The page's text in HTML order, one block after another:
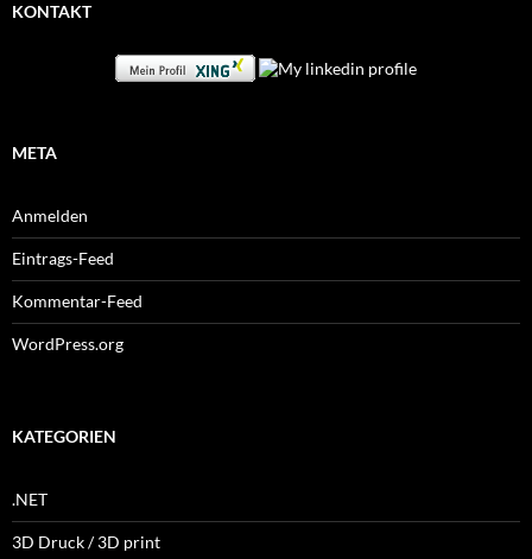
KONTAKT
META
Anmelden
Eintrags-Feed
Kommentar-Feed
WordPress.org
KATEGORIEN
.NET
3D Druck / 3D print